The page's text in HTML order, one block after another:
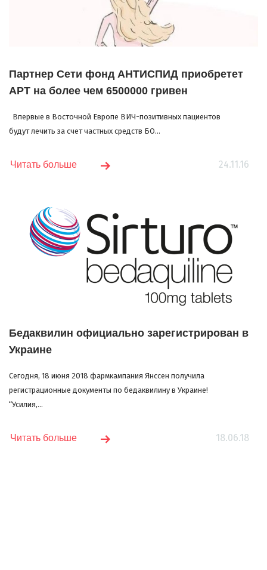
Партнер Сети фонд АНТИСПИД приобретет
АРТ на более чем 6500000 гривен
Впервые в Восточной Европе ВИЧ-позитивных пациентов
будут лечить за счет частных средств БО...
24.11.16
Читать больше
Бедаквилин официально зарегистрирован в
Украине
Сегодня, 18 июня 2018 фармкампания Янссен получила
регистрационные документы по бедаквилину в Украине!
“Усилия,...
18.06.18
Читать больше